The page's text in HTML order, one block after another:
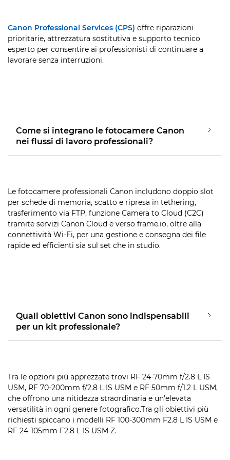
Canon Professional Services (CPS) offre riparazioni
prioritarie, attrezzatura sostitutiva e supporto tecnico
esperto per consentire ai professionisti di continuare a
lavorare senza interruzioni.
Come si integrano le fotocamere Canon
nei flussi di lavoro professionali?
Le fotocamere professionali Canon includono doppio slot
per schede di memoria, scatto e ripresa in tethering,
trasferimento via FTP, funzione Camera to Cloud (C2C)
tramite servizi Canon Cloud e verso frame.io, oltre alla
connettività Wi-Fi, per una gestione e consegna dei file
rapide ed efficienti sia sul set che in studio.
Quali obiettivi Canon sono indispensabili
per un kit professionale?
Tra le opzioni più apprezzate trovi RF 24-70mm f/2.8 L IS
USM, RF 70-200mm f/2.8 L IS USM e RF 50mm f/1.2 L USM,
che offrono una nitidezza straordinaria e un'elevata
versatilità in ogni genere fotografico.Tra gli obiettivi più
richiesti spiccano i modelli RF 100-300mm F2.8 L IS USM e
RF 24-105mm F2.8 L IS USM Z.